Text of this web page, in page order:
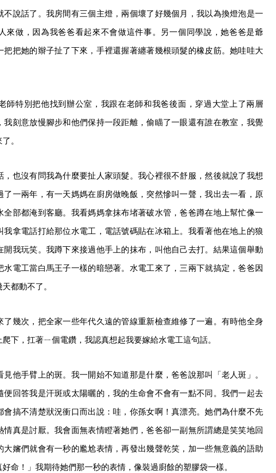
不說話了。我房間有三個主燈，兩個壞了好幾個月，我以為換燈泡是一
來做，因為我爸爸看起來不會做這件事。另一個同學說，她爸爸是爺
把把她的辮子扯了下來，手裡還握著纏著幾根頭髮的橡皮筋。她哇哇大
師特別把他找到辦公室，我跟在老師和我爸後面，穿過大堂上了兩層
我刻意放慢腳步和他們保持一段距離，偷瞄了一眼還有誰在教室，我覺
。
，也沒有問我為什麼要扯人家頭髮。我心裡很不舒服，然後就說了我想
了一兩年，有一天媽媽在廚房做晚飯，突然慘叫一聲，我出去一看，原
全部都淹到客廳。我看媽媽拿抹布堵著破水管，爸爸蹲在地上幫忙像一
我拿電話打給那位水電工，電話號碼貼在冰箱上。我看著他在地上的狼
開我玩笑。我蹲下來接過他手上的抹布，叫他自己去打。結果這個舉動
水電工當白馬王子一樣的暗戀著。水電工來了，三兩下就搞定，爸爸因
都動不了。
了幾次，把全家一些年代久遠的管線重新檢查維修了一遍。有時他全身
下，扛著ㄧ個電鑽，我認真想起我要嫁給水電工這句話。
他手臂上的斑。我一開始不知道那是什麼，爸爸說那叫「老人斑」。
便回答我是汗斑或太陽曬的，我的生命會不會有一點不同。我們一起去
會搞不清楚狀況衝口而出說：哇，你孫女啊！真漂亮。她們為什麼不先
情真是討厭。我會面無表情瞪著她們，爸爸卻一副無所謂總是笑笑地回
大嬸們就會有一秒的尷尬表情，再發出幾聲乾笑，加一些無意義的語助
命！」我期待她們那一秒的表情，像裝過廚餘的塑膠袋一樣。